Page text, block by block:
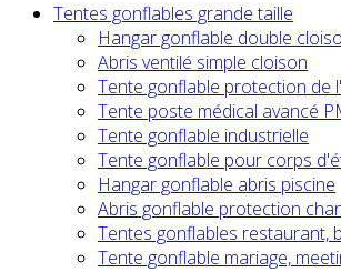
Tentes gonflables grande taille
Hangar gonflable double
Abris ventilé simple cloison
Tente gonflable protection de
Tente poste médical avancé
Tente gonflable industrielle
Tente gonflable pour corps
Hangar gonflable abris piscine
Abris gonflable protection
Tentes gonflables restaurant,
Tente gonflable mariage,